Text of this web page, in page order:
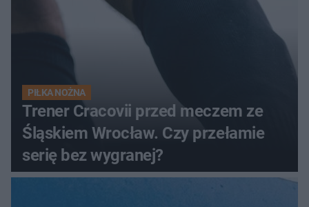
PIŁKA NOŻNA
Trener Cracovii przed meczem ze
Śląskiem Wrocław. Czy przełamie
serię bez wygranej?